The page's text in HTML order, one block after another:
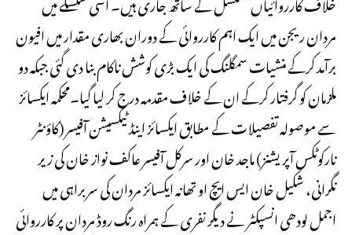
مردان ریجن میں ایک اہم کارروائی کے دوران بھاری مقدار میں افیون
برآمد کرکے منشیات سمگلنگ کی ایک بڑی کوشش ناکام بنا دی گئی جبکہ دو
ملزمان کو گرفتار کرکے ان کے خلاف مقدمہ درج کر لیا گیا۔محکمہ ایکسائز
سے موصولہ تفصیلات کے مطابق ایکسائز اینڈ ٹیکسیشن آفیسر (کاؤنٹر
نارکوٹکس آپریشنز) ماجد خان اور سرکل آفیسر عاکف نواز خان کی زیر
نگرانی، شکیل خان ایس ایچ او تھانہ ایکسائز مردان کی سربراہی میں
اجمل لودھی انسپکٹر نے دیگر نفری کے ہمراہ رنگ روڈ مردان پر کارروائی